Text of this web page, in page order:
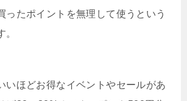
ったポイントを無理して使うという
。
いほどお得なイベントやセールがあ